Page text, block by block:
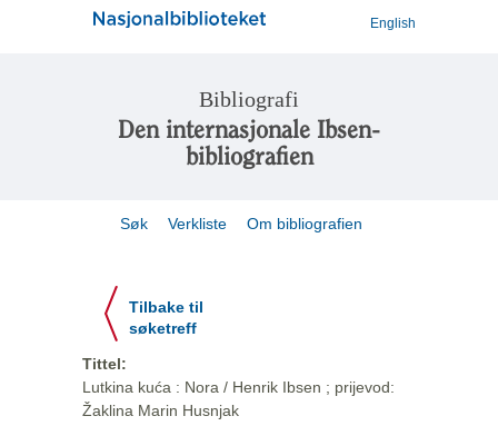
English
Bibliografi
Den internasjonale Ibsen-
bibliografien
Søk Verkliste Om bibliografien
Tilbake til
søketreff
Tittel:
Lutkina kuća : Nora / Henrik Ibsen ; prijevod:
Žaklina Marin Husnjak